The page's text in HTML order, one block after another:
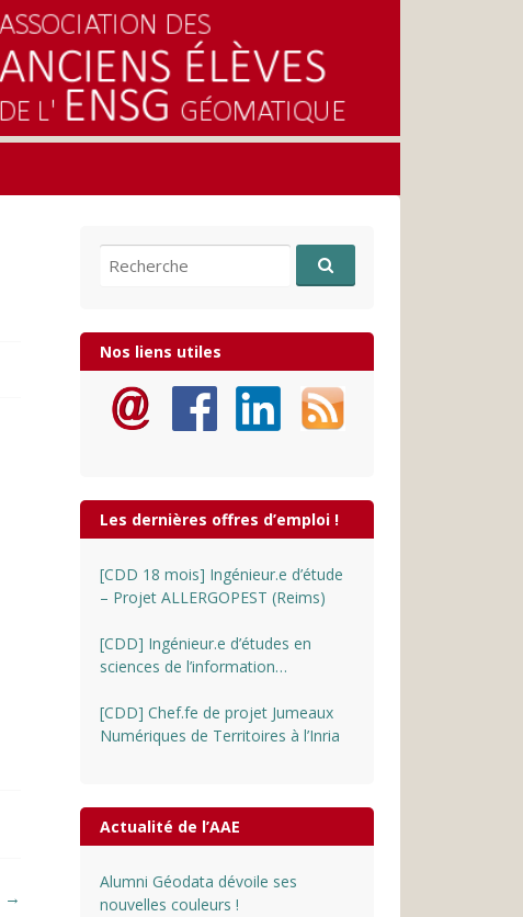
→
Recherche pour:
Nos liens utiles
Les dernières offres d’emploi !
[CDD 18 mois] Ingénieur.e d’étude
– Projet ALLERGOPEST (Reims)
[CDD] Ingénieur.e d’études en
sciences de l’information
[CDD] Chef.fe de projet Jumeaux
Numériques de Territoires à l’Inria
Actualité de l’AAE
Alumni Géodata dévoile ses
nouvelles couleurs !